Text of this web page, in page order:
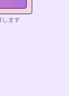
ます